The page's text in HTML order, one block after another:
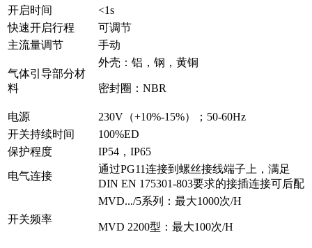
开启时间
<1s
快速开启行程
可调节
主流量调节
手动
气体引导部分材
料
外壳：铝，钢，黄铜
密封圈：NBR
电源
230V（+10%-15%）；50-60Hz
开关持续时间
100%ED
保护程度
IP54，IP65
电气连接
通过PG11连接到螺丝接线端子上，满足
DIN EN 175301-803要求的接插连接可后配
开关频率
MVD.../5系列：最大1000次/H
MVD 2200型：最大100次/H